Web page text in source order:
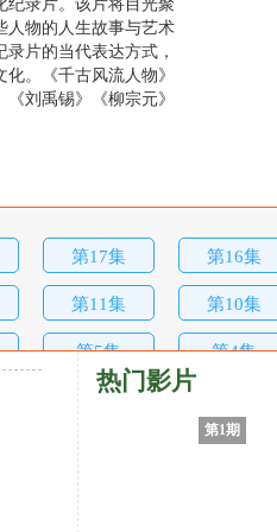
纪录片。该片将目光聚
人物的人生故事与艺术
片的当代表达方式，
。《千古风流人物》
刘禹锡》《柳宗元》
第17集 第16集
第11集 第10集
第5集 第4集
热门影片
第1期